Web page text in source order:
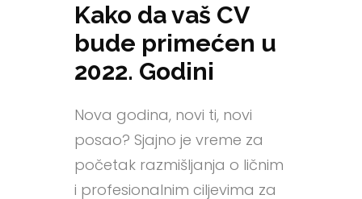
Kako da vaš CV
bude primećen u
2022. Godini
Nova godina, novi ti, novi
posao? Sjajno je vreme za
početak razmišljanja o ličnim
i profesionalnim ciljevima za